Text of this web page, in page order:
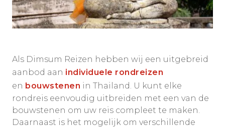
Als Dimsum Reizen hebben wij een uitgebreid
aanbod aan individuele rondreizen
en bouwstenen in Thailand. U kunt elke
rondreis eenvoudig uitbreiden met een van de
bouwstenen om uw reis compleet te maken.
Daarnaast is het mogelijk om verschillende